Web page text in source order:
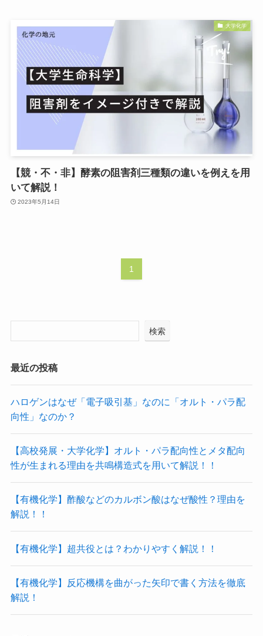
大学化学
【競・不・非】酵素の阻害剤三種類の違いを例えを用
いて解説！
2023年5月14日
1
検索
最近の投稿
ハロゲンはなぜ「電子吸引基」なのに「オルト・パラ配
向性」なのか？
【高校発展・大学化学】オルト・パラ配向性とメタ配向
性が生まれる理由を共鳴構造式を用いて解説！！
【有機化学】酢酸などのカルボン酸はなぜ酸性？理由を
解説！！
【有機化学】超共役とは？わかりやすく解説！！
【有機化学】反応機構を曲がった矢印で書く方法を徹底
解説！